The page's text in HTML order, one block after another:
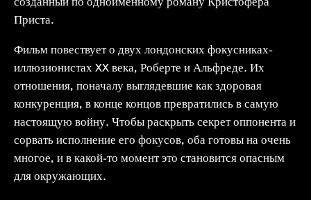
созданный по одноимённому роману Кристофера
Приста.
Фильм повествует о двух лондонских фокусниках-
иллюзионистах XX века, Роберте и Альфреде. Их
отношения, поначалу выглядевшие как здоровая
конкуренция, в конце концов превратились в самую
настоящую войну. Чтобы раскрыть секрет оппонента и
сорвать исполнение его фокусов, оба готовы на очень
многое, и в какой-то момент это становится опасным
для окружающих.